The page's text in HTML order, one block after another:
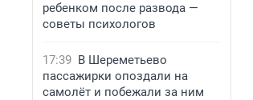
ребенком после развода —
советы психологов
17:39 В Шереметьево
пассажирки опоздали на
самолёт и побежали за ним